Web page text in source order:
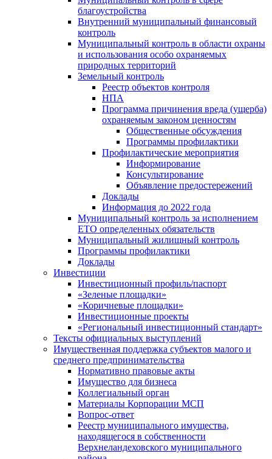
благоустройства
Внутренний муниципальный финансовый
контроль
Муниципальный контроль в области охраны
и использования особо охраняемых
природных территорий
Земельный контроль
Реестр объектов контроля
НПА
Программа причинения вреда (ущерба)
охраняемым законом ценностям
Общественные обсуждения
Программы профилактики
Профилактические мероприятия
Информирование
Консультирование
Объявление предостережений
Доклады
Информация до 2022 года
Муниципальный контроль за исполнением
ЕТО определенных обязательств
Муниципальный жилищный контроль
Программы профилактики
Доклады
Инвестиции
Инвестиционный профиль/паспорт
«Зеленые площадки»
«Коричневые площадки»
Инвестиционные проекты
«Региональный инвестиционный стандарт»
Тексты официальных выступлений
Имущественная поддержка субъектов малого и
среднего предпринимательства
Нормативно правовые акты
Имущество для бизнеса
Коллегиальный орган
Материалы Корпорации МСП
Вопрос-ответ
Реестр муниципального имущества,
находящегося в собственности
Верхнеландеховского муниципального